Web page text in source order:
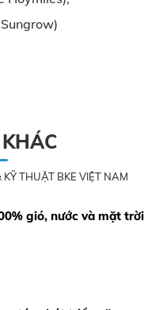
THUẬT BKE VIỆT NAM
gió, nước và mặt trời